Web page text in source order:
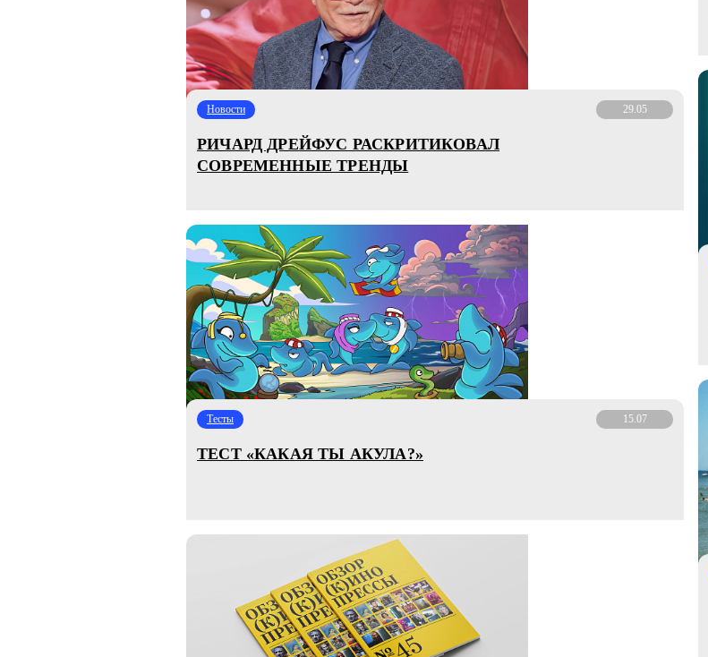
Новости 29.05
РИЧАРД ДРЕЙФУС РАСКРИТИКОВАЛ
СОВРЕМЕННЫЕ ТРЕНДЫ
Тесты 15.07
ТЕСТ «КАКАЯ ТЫ АКУЛА?»